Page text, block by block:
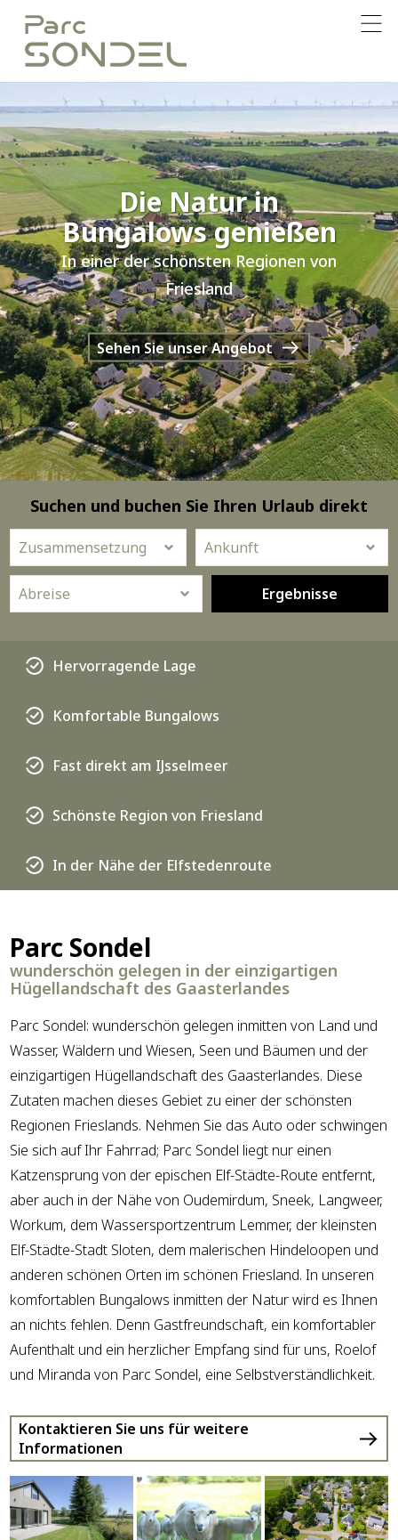
Die Natur in
Bungalows genießen
In einer der schönsten Regionen von
Friesland
Sehen Sie unser Angebot
Suchen und buchen Sie Ihren Urlaub direkt
Ergebnisse
Hervorragende Lage
Komfortable Bungalows
Fast direkt am IJsselmeer
Schönste Region von Friesland
In der Nähe der Elfstedenroute
Parc Sondel
wunderschön gelegen in der einzigartigen
Hügellandschaft des Gaasterlandes
Parc Sondel: wunderschön gelegen inmitten von Land und
Wasser, Wäldern und Wiesen, Seen und Bäumen und der
einzigartigen Hügellandschaft des Gaasterlandes. Diese
Zutaten machen dieses Gebiet zu einer der schönsten
Regionen Frieslands. Nehmen Sie das Auto oder schwingen
Sie sich auf Ihr Fahrrad; Parc Sondel liegt nur einen
Katzensprung von der epischen Elf-Städte-Route entfernt,
aber auch in der Nähe von Oudemirdum, Sneek, Langweer,
Workum, dem Wassersportzentrum Lemmer, der kleinsten
Elf-Städte-Stadt Sloten, dem malerischen Hindeloopen und
anderen schönen Orten im schönen Friesland. In unseren
komfortablen Bungalows inmitten der Natur wird es Ihnen
an nichts fehlen. Denn Gastfreundschaft, ein komfortabler
Aufenthalt und ein herzlicher Empfang sind für uns, Roelof
und Miranda von Parc Sondel, eine Selbstverständlichkeit.
Kontaktieren Sie uns für weitere
Informationen